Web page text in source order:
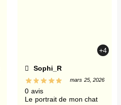
+4
Sophi_R
0 avis
mars 25, 2026
Le portrait de mon chat